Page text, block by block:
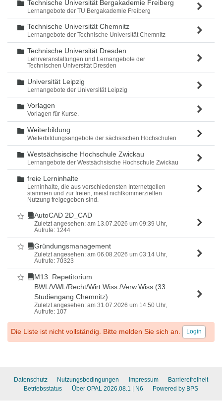
Ordner
Technische Universität Bergakademie Freiberg
Lernangebote der TU Bergakademie Freiberg
Ordner
Technische Universität Chemnitz
Lernangebote der Technische Universität Chemnitz
Ordner
Technische Universität Dresden
Lehrveranstaltungen und Lernangebote der
Technischen Universität Dresden
Ordner
Universität Leipzig
Lernangebote der Universität Leipzig
Ordner
Vorlagen
Vorlagen für Kurse.
Ordner
Weiterbildung
Weiterbildungsangebote der sächsischen Hochschulen
Ordner
Westsächsische Hochschule Zwickau
Lernangebote der Westsächsische Hochschule Zwickau
Ordner
freie Lerninhalte
Lerninhalte, die aus verschiedensten Internetqellen
stammen und zur freien, meist nichtkommerziellen
Nutzung freigegeben sind.
Als Favorit markieren
AutoCAD 2D_CAD
Zuletzt angesehen: am 13.07.2026 um 09:39 Uhr,
Aufrufe: 1244
Als Favorit markieren
Gründungsmanagement
Zuletzt angesehen: am 06.08.2026 um 03:14 Uhr,
Aufrufe: 70323
Als Favorit markieren
M13. Repetitorium
BWL/VWL/Recht/Wirt.Wiss./Verw.Wiss (33.
Studiengang Chemnitz)
Zuletzt angesehen: am 31.07.2026 um 14:50 Uhr,
Aufrufe: 107
Die Liste ist nicht vollständig. Bitte melden Sie sich an. Login
Datenschutz Nutzungsbedingungen Impressum
Barrierefreiheit
Betriebsstatus
Über OPAL 2026.08.1 | N6 Powered by BPS